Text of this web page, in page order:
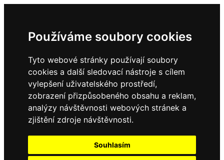
Používáme soubory cookies
Tyto webové stránky používají soubory
cookies a další sledovací nástroje s cílem
vylepšení uživatelského prostředí,
zobrazení přizpůsobeného obsahu a reklam,
analýzy návštěvnosti webových stránek a
zjištění zdroje návštěvnosti.
Souhlasím